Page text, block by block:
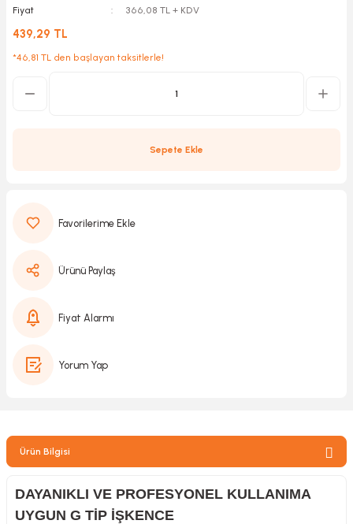
ve Bisiklet
Fiyat
366,08 TL + KDV
439,29 TL
*46,81 TL den başlayan taksitlerle!
Sepete Ekle
Ürünü Paylaş
Fiyat Alarmı
Yorum Yap
Ürün Bilgisi
DAYANIKLI VE PROFESYONEL KULLANIMA
UYGUN G TİP İŞKENCE